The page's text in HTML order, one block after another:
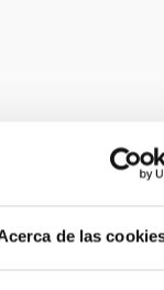
de las